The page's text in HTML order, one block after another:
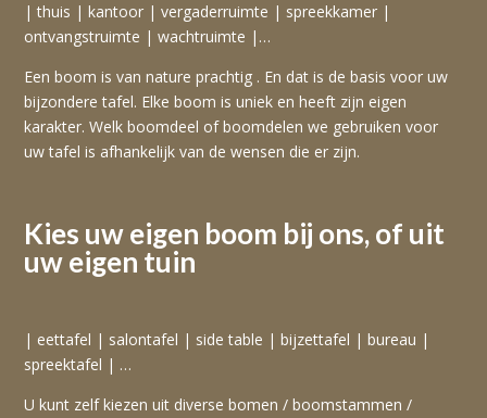
| thuis | kantoor | vergaderruimte | spreekkamer |
ontvangstruimte | wachtruimte |…
Een boom is van nature prachtig . En dat is de basis voor uw
bijzondere tafel. Elke boom is uniek en heeft zijn eigen
karakter. Welk boomdeel of boomdelen we gebruiken voor
uw tafel is afhankelijk van de wensen die er zijn.
Kies uw eigen boom bij ons, of uit
uw eigen tuin
| eettafel | salontafel | side table | bijzettafel | bureau |
spreektafel | …
U kunt zelf kiezen uit diverse bomen / boomstammen /